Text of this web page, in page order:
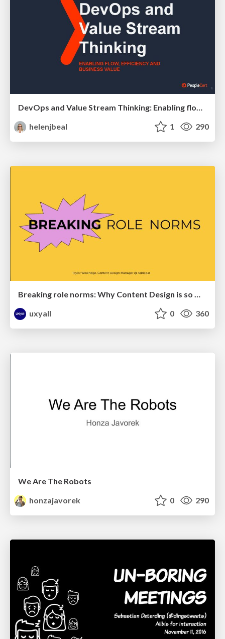
helenjbeal
1 290
Breaking role norms: Why Content Design is so much more than writing copy - Taylor Woolridge
uxyall
0 360
We Are The Robots
honzajavorek
0 290